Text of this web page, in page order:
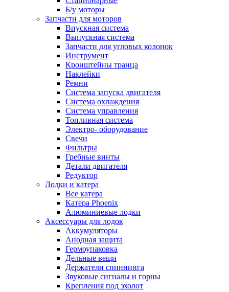
Б/у моторы
Запчасти для моторов
Впускная система
Выпускная система
Запчасти для угловых колонок
Инструмент
Кронштейны транца
Наклейки
Ремни
Система запуска двигателя
Система охлаждения
Система управления
Топливная система
Электро- оборудование
Свечи
Фильтры
Гребные винты
Детали двигателя
Редуктор
Лодки и катера
Все катера
Катера Phoenix
Алюминиевые лодки
Аксессуары для лодок
Аккумуляторы
Анодная защита
Гермоупаковка
Дельные вещи
Держатели спиннинга
Звуковые сигналы и горны
Крепления под эхолот